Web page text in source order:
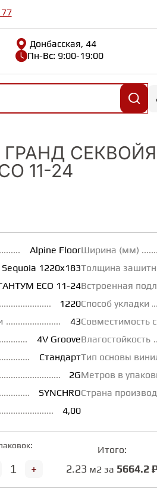
Донбасская, 44
Пн-Вс: 9:00-19:00
ГРАНД СЕКВОЙЯ
11-24
Alpine Floor
Sequoia 1220x183
ECO 11-24
1220
43
4V Groove
Стандарт
2G
SYNCHRO
4,00
Ширина (мм)
Толщина
Встроенная
Способ укладки
Совместимость
Влагостойкость
Тип основы
Метров в
Страна
+
Итого:
2.23 м2 за 5664.2